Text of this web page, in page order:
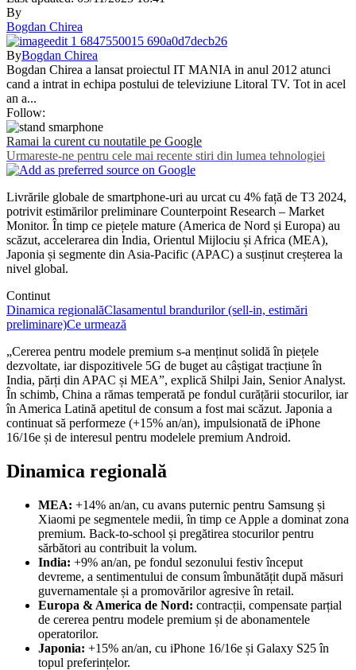
By
Bogdan Chirea
ByBogdan Chirea
Bogdan Chirea a lansat proiectul IT MANIA in anul 2012 atunci
cand a intrat in echipa postului de televiziune Litoral TV. Tot in acel
an a...
Follow:
Ramai la curent cu noutatile pe Google
Urmareste-ne pentru cele mai recente stiri din lumea tehnologiei
Livrările globale de smartphone-uri au urcat cu 4% față de T3 2024,
potrivit estimărilor preliminare Counterpoint Research – Market
Monitor. În timp ce piețele mature (America de Nord și Europa) au
scăzut, accelerarea din India, Orientul Mijlociu și Africa (MEA),
Japonia și segmente din Asia-Pacific (APAC) a susținut creșterea la
nivel global.
Continut
Dinamica regionalăClasamentul brandurilor (sell-in, estimări
preliminare)Ce urmează
„Cererea pentru modele premium s-a menținut solidă în piețele
dezvoltate, iar dispozitivele 5G de buget au câștigat tracțiune în
India, părți din APAC și MEA”, explică Shilpi Jain, Senior Analyst.
În schimb, China a rămas temperată pe fondul curățării stocurilor, iar
în America Latină apetitul de consum a fost mai scăzut. Japonia a
continuat să performeze (+15% an/an), impulsionată de iPhone
16/16e și de interesul pentru modelele premium Android.
Dinamica regională
MEA: +14% an/an, cu avans puternic pentru Samsung și
Xiaomi pe segmentele medii, în timp ce Apple a dominat zona
premium. Back-to-school și pregătirea stocurilor pentru
sărbători au contribuit la volum.
India: +9% an/an, pe fondul sezonului festiv început
devreme, a sentimentului de consum îmbunătățit după măsuri
guvernamentale și a promovărilor agresive în retail.
Europa & America de Nord: contracții, compensate parțial
de cererea pentru modele premium și de abonamentele
operatorilor.
Japonia: +15% an/an, cu iPhone 16/16e și Galaxy S25 în
topul preferințelor.